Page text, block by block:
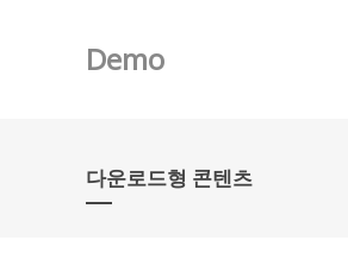
Demo
다운로드형 콘텐츠